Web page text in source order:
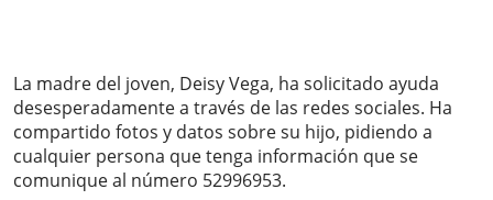
La madre del joven, Deisy Vega, ha solicitado ayuda
desesperadamente a través de las redes sociales. Ha
compartido fotos y datos sobre su hijo, pidiendo a
cualquier persona que tenga información que se
comunique al número 52996953.